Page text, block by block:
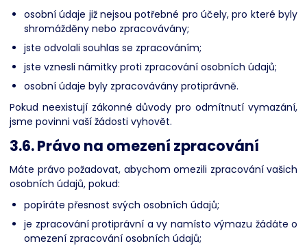
osobní údaje již nejsou potřebné pro účely, pro které byly
shromážděny nebo zpracovávány;
jste odvolali souhlas se zpracováním;
jste vznesli námitky proti zpracování osobních údajů;
osobní údaje byly zpracovávány protiprávně.
Pokud neexistují zákonné důvody pro odmítnutí vymazání,
jsme povinni vaší žádosti vyhovět.
3.6. Právo na omezení zpracování
Máte právo požadovat, abychom omezili zpracování vašich
osobních údajů, pokud:
popíráte přesnost svých osobních údajů;
je zpracování protiprávní a vy namísto výmazu žádáte o
omezení zpracování osobních údajů;